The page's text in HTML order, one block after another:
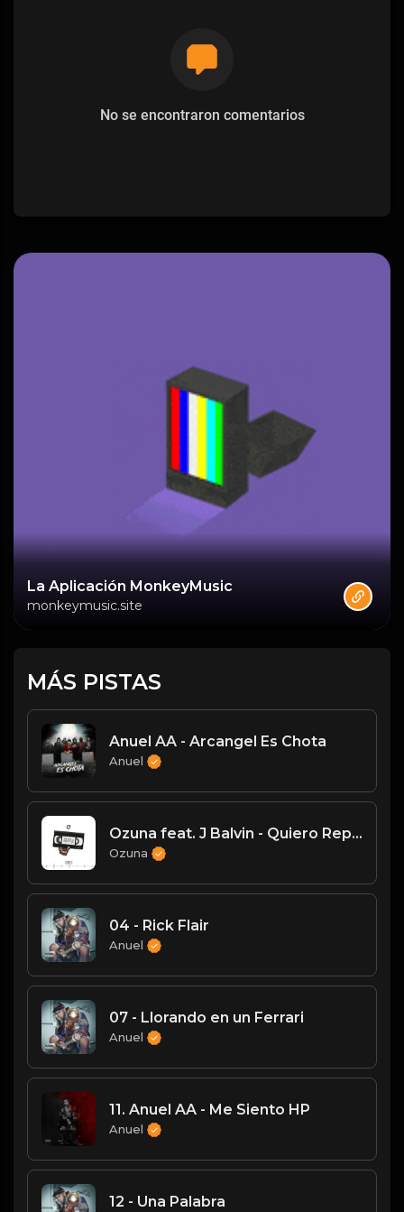
No se encontraron comentarios
La Aplicación MonkeyMusic
monkeymusic.site
MÁS PISTAS
Anuel AA - Arcangel Es Chota
Anuel
Ozuna feat. J Balvin - Quiero Repetir (Audio Oficial) | Odisea
Ozuna
04 - Rick Flair
Anuel
07 - Llorando en un Ferrari
Anuel
11. Anuel AA - Me Siento HP
Anuel
12 - Una Palabra